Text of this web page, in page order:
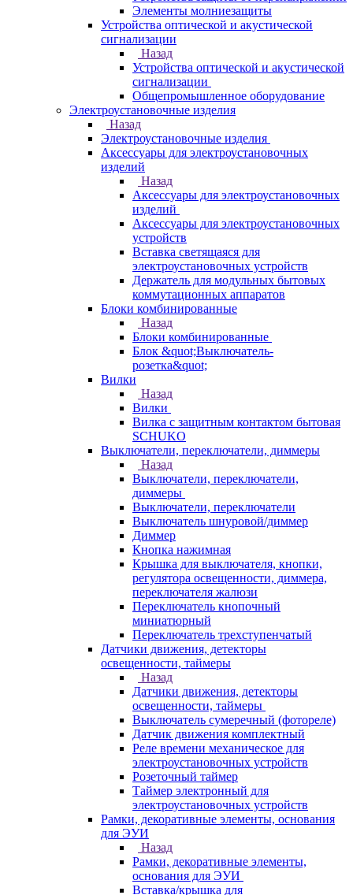
Элементы молниезащиты
Устройства оптической и акустической
сигнализации
Назад
Устройства оптической и акустической
сигнализации
Общепромышленное оборудование
Электроустановочные изделия
Назад
Электроустановочные изделия
Аксессуары для электроустановочных
изделий
Назад
Аксессуары для электроустановочных
изделий
Аксессуары для электроустановочных
устройств
Вставка светящаяся для
электроустановочных устройств
Держатель для модульных бытовых
коммутационных аппаратов
Блоки комбинированные
Назад
Блоки комбинированные
Блок &quot;Выключатель-
розетка&quot;
Вилки
Назад
Вилки
Вилка с защитным контактом бытовая
SCHUKO
Выключатели, переключатели, диммеры
Назад
Выключатели, переключатели,
диммеры
Выключатели, переключатели
Выключатель шнуровой/диммер
Диммер
Кнопка нажимная
Крышка для выключателя, кнопки,
регулятора освещенности, диммера,
переключателя жалюзи
Переключатель кнопочный
миниатюрный
Переключатель трехступенчатый
Датчики движения, детекторы
освещенности, таймеры
Назад
Датчики движения, детекторы
освещенности, таймеры
Выключатель сумеречный (фотореле)
Датчик движения комплектный
Реле времени механическое для
электроустановочных устройств
Розеточный таймер
Таймер электронный для
электроустановочных устройств
Рамки, декоративные элементы, основания
для ЭУИ
Назад
Рамки, декоративные элементы,
основания для ЭУИ
Вставка/крышка для